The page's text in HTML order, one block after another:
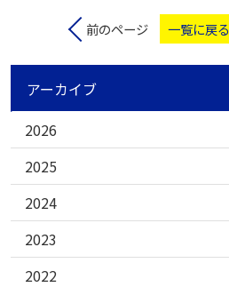
前のページ 一覧に戻る
アーカイブ
2026
2025
2024
2023
2022